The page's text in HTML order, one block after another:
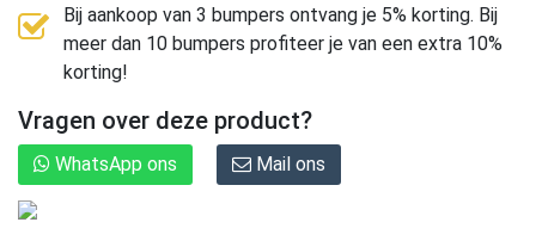
Bij aankoop van 3 bumpers ontvang je 5% korting. Bij
meer dan 10 bumpers profiteer je van een extra 10%
korting!
Vragen over deze product?
WhatsApp ons Mail ons